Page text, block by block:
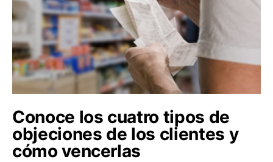
Conoce los cuatro tipos de
objeciones de los clientes y
cómo vencerlas